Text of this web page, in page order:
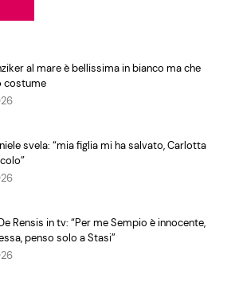
al mare è bellissima in bianco ma che
costume
svela: “mia figlia mi ha salvato, Carlotta
Rensis in tv: “Per me Sempio è innocente,
penso solo a Stasi”